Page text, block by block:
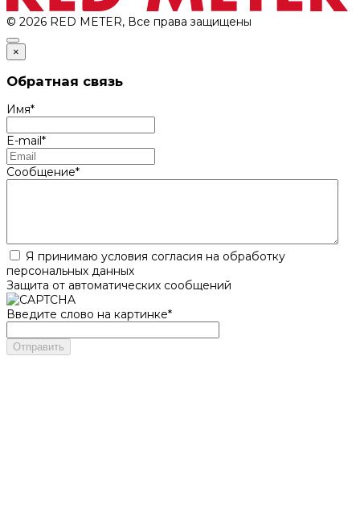
© 2026 RED METER, Все права защищены
×
Обратная связь
Имя*
E-mail*
Сообщение*
Я принимаю условия согласия на обработку
персональных данных
Защита от автоматических сообщений
Введите слово на картинке*